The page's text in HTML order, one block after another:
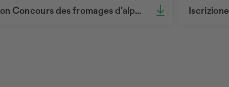
Inscription Concours des fromages d'alpage 2026.pdf